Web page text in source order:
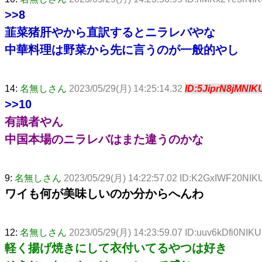
>>8
韮菜猪肝やから直訳するとニラレバやな
中華料理は野菜から先に言うのが一般的やし
14: 名無しさん 2023/05/29(月) 14:25:14.32
>>10
有識者やん
中国本場のニラレバはまた違うのかな
9: 名無しさん 2023/05/29(月) 14:22:57.02
ワイも何が美味しいのか分からへんわ
12: 名無しさん 2023/05/29(月) 14:23:59.07 ID:uuv6kDfi0NIKU
軽く揚げ焼きにして衣付いてるやつは好き